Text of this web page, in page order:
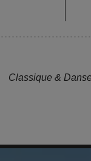
Classique &